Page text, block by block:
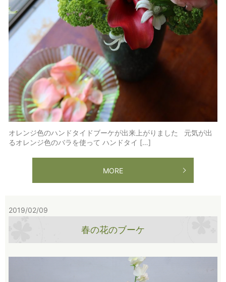
オレンジ色のハンドタイドブーケが出来上がりました 元気が出
るオレンジ色のバラを使って ハンドタイ […]
MORE
2019/02/09
春の花のブーケ